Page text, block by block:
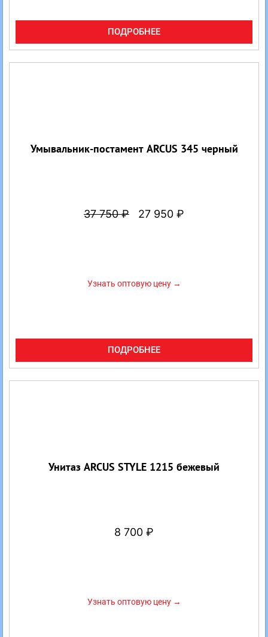
ПОДРОБНЕЕ
Умывальник-постамент ARCUS 345 черный
37 750₽ 27 950 ₽
Узнать оптовую цену →
ПОДРОБНЕЕ
Унитаз ARCUS STYLE 1215 бежевый
8 700 ₽
Узнать оптовую цену →